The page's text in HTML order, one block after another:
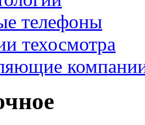
телефоны
техосмотра